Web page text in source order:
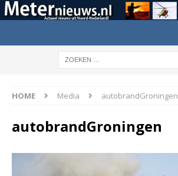
HOME Media autobrandGroningen
autobrandGroningen